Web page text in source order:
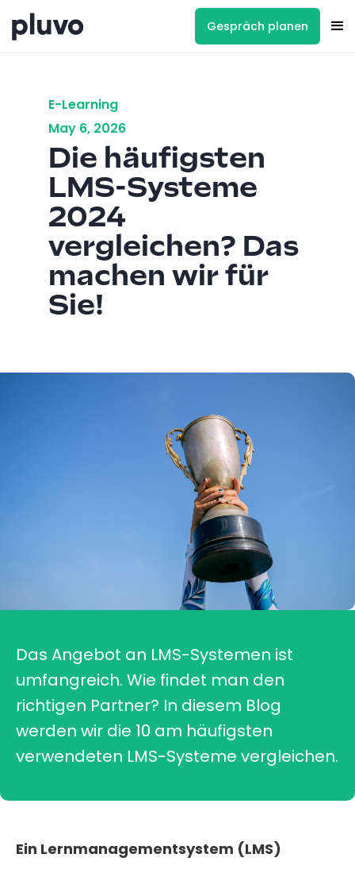
Gespräch planen
E-Learning
May 6, 2026
Die häufigsten
LMS-Systeme
2024
vergleichen? Das
machen wir für
Sie!
Das Angebot an LMS-Systemen ist
umfangreich. Wie findet man den
richtigen Partner? In diesem Blog
werden wir die 10 am häufigsten
verwendeten LMS-Systeme vergleichen.
Ein Lernmanagementsystem (LMS)